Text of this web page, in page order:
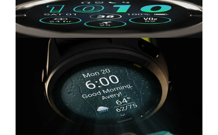
БЕГ. ВОССТАНОВЛЕНИЕ.
ПОВТОРЕНИЕ.